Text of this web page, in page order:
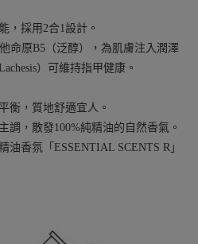
，採用2合1設計。
命原B5（泛醇），為肌膚注入潤澤
）可維持指甲健康。
衡，質地舒適宜人。
調，散發100%純精油的自然香氣。
香氛「ESSENTIAL SCENTS R」